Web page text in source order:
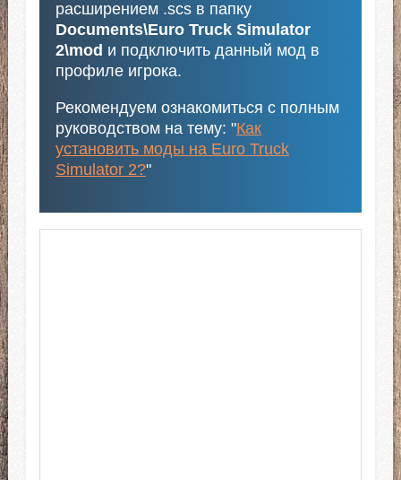
расширением .scs в папку
Documents\Euro Truck Simulator
2\mod и подключить данный мод в
профиле игрока.
Рекомендуем ознакомиться с полным
руководством на тему: "Как
установить моды на Euro Truck
Simulator 2?"